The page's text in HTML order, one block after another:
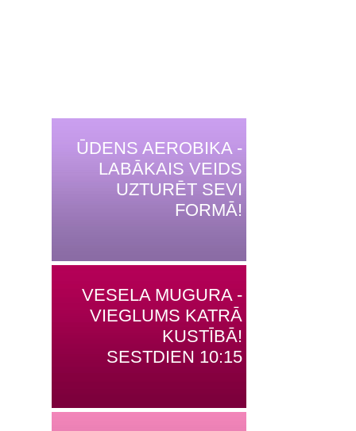
ŪDENS AEROBIKA -
LABĀKAIS VEIDS
UZTURĒT SEVI
FORMĀ!
VESELA MUGURA -
VIEGLUMS KATRĀ
KUSTĪBĀ!
SESTDIEN 10:15